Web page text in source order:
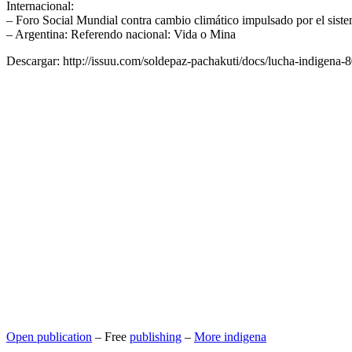
Internacional:
– Foro Social Mundial contra cambio climático impulsado por el
– Argentina: Referendo nacional: Vida o Mina
Descargar: http://issuu.com/soldepaz-pachakuti/docs/lucha-indigena-
Open publication – Free publishing – More indigena